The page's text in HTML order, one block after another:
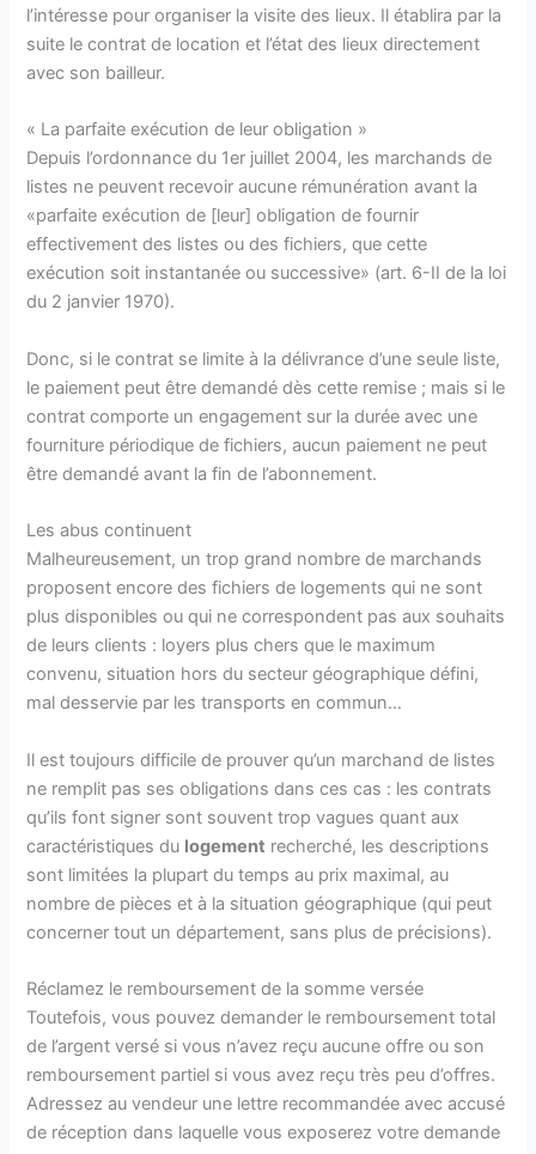
l’intéresse pour organiser la visite des lieux. Il établira par la
suite le contrat de location et l’état des lieux directement
avec son bailleur.
« La parfaite exécution de leur obligation »
Depuis l’ordonnance du 1er juillet 2004, les marchands de
listes ne peuvent recevoir aucune rémunération avant la
«parfaite exécution de [leur] obligation de fournir
effectivement des listes ou des fichiers, que cette
exécution soit instantanée ou successive» (art. 6-II de la loi
du 2 janvier 1970).
Donc, si le contrat se limite à la délivrance d’une seule liste,
le paiement peut être demandé dès cette remise ; mais si le
contrat comporte un engagement sur la durée avec une
fourniture périodique de fichiers, aucun paiement ne peut
être demandé avant la fin de l’abonnement.
Les abus continuent
Malheureusement, un trop grand nombre de marchands
proposent encore des fichiers de logements qui ne sont
plus disponibles ou qui ne correspondent pas aux souhaits
de leurs clients : loyers plus chers que le maximum
convenu, situation hors du secteur géographique défini,
mal desservie par les transports en commun…
Il est toujours difficile de prouver qu’un marchand de listes
ne remplit pas ses obligations dans ces cas : les contrats
qu’ils font signer sont souvent trop vagues quant aux
caractéristiques du logement recherché, les descriptions
sont limitées la plupart du temps au prix maximal, au
nombre de pièces et à la situation géographique (qui peut
concerner tout un département, sans plus de précisions).
Réclamez le remboursement de la somme versée
Toutefois, vous pouvez demander le remboursement total
de l’argent versé si vous n’avez reçu aucune offre ou son
remboursement partiel si vous avez reçu très peu d’offres.
Adressez au vendeur une lettre recommandée avec accusé
de réception dans laquelle vous exposerez votre demande